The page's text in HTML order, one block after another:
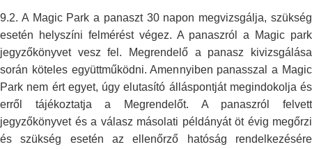
9.2. A Magic Park a panaszt 30 napon megvizsgálja, szükség
esetén helyszíni felmérést végez. A panaszról a Magic park
jegyzőkönyvet vesz fel. Megrendelő a panasz kivizsgálása
során köteles együttműködni. Amennyiben panasszal a Magic
Park nem ért egyet, úgy elutasító álláspontjátmegindokolja és
erről tájékoztatja a Megrendelőt. A panaszról felvett
jegyzőkönyvet és a válasz másolati példányát öt évig megőrzi
és szükség esetén az ellenőrző hatóság rendelkezésére